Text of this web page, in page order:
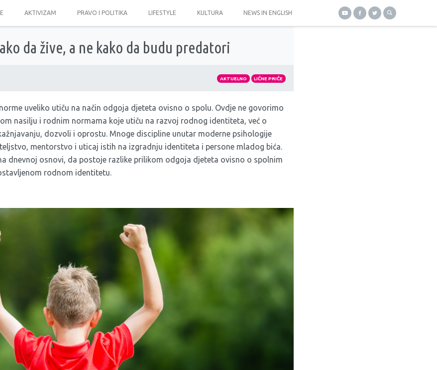
AKTIVIZAM PRAVO I POLITIKA LIFESTYLE KULTURA NEWS IN ENGLISH
da žive, a ne kako da budu predatori
AKTUELNO LIČNE PRIČE
uveliko utiču na način odgoja djeteta ovisno o spolu. Ovdje ne govorimo
nasilju i rodnim normama koje utiču na razvoj rodnog identiteta, već o
dozvoli i oprostu. Mnoge discipline unutar moderne psihologije
mentorstvo i uticaj istih na izgradnju identiteta i persone mladog bića.
dnevnoj osnovi, da postoje razlike prilikom odgoja djeteta ovisno o spolnim
rodnom identitetu.